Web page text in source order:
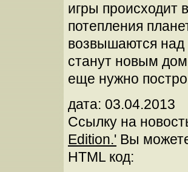
игры происходит
потепления
возвышаются над
станут новым
еще нужно
дата: 03.04.2013
Ссылку на
Edition.' Вы
HTML код: